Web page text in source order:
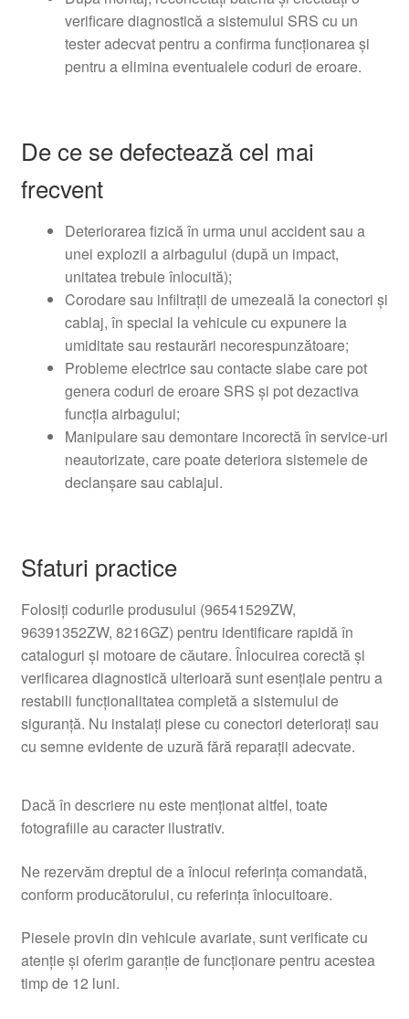
verificare diagnostică a sistemului SRS cu un
tester adecvat pentru a confirma funcționarea și
pentru a elimina eventualele coduri de eroare.
De ce se defectează cel mai
frecvent
Deteriorarea fizică în urma unui accident sau a
unei explozii a airbagului (după un impact,
unitatea trebuie înlocuită);
Corodare sau infiltrații de umezeală la conectori și
cablaj, în special la vehicule cu expunere la
umiditate sau restaurări necorespunzătoare;
Probleme electrice sau contacte slabe care pot
genera coduri de eroare SRS și pot dezactiva
funcția airbagului;
Manipulare sau demontare incorectă în service-uri
neautorizate, care poate deteriora sistemele de
declanșare sau cablajul.
Sfaturi practice
Folosiți codurile produsului (96541529ZW,
96391352ZW, 8216GZ) pentru identificare rapidă în
cataloguri și motoare de căutare. Înlocuirea corectă și
verificarea diagnostică ulterioară sunt esențiale pentru a
restabili funcționalitatea completă a sistemului de
siguranță. Nu instalați piese cu conectori deteriorați sau
cu semne evidente de uzură fără reparații adecvate.
Dacă în descriere nu este menționat altfel, toate
fotografiile au caracter ilustrativ.
Ne rezervăm dreptul de a înlocui referința comandată,
conform producătorului, cu referința înlocuitoare.
Piesele provin din vehicule avariate, sunt verificate cu
atenție și oferim garanție de funcționare pentru acestea
timp de 12 luni.